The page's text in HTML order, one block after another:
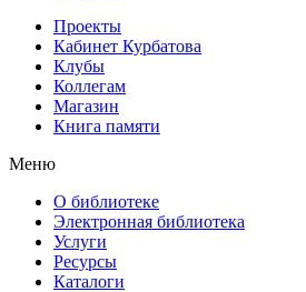
Проекты
Кабинет Курбатова
Клубы
Коллегам
Магазин
Книга памяти
Меню
О библиотеке
Электронная библиотека
Услуги
Ресурсы
Каталоги